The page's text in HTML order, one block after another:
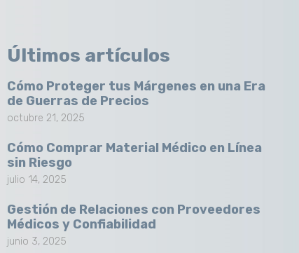
Últimos artículos
Cómo Proteger tus Márgenes en una Era
de Guerras de Precios
octubre 21, 2025
Cómo Comprar Material Médico en Línea
sin Riesgo
julio 14, 2025
Gestión de Relaciones con Proveedores
Médicos y Confiabilidad
junio 3, 2025